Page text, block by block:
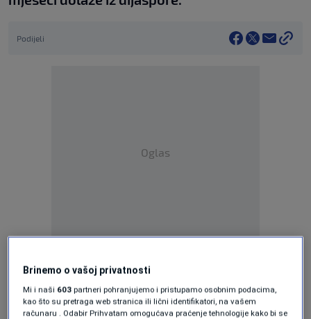
Podijeli
Oglas
Odluku o privremenom otvaranju Graničnog
prijelaza Kordunski Ljeskovac – Tržačka
Raštela donijela je Mješovita komisija za
Brinemo o vašoj privatnosti
Mi i naši 603 partneri pohranjujemo i pristupamo osobnim podacima,
kao što su pretraga web stranica ili lični identifikatori, na vašem
računaru . Odabir Prihvatam omogućava praćenje tehnologije kako bi se